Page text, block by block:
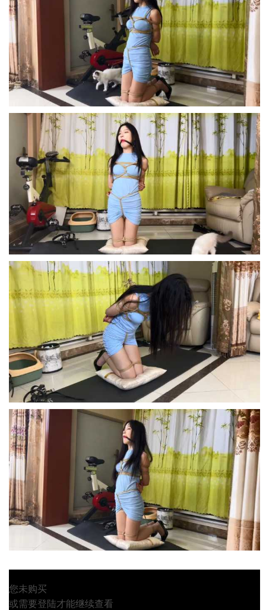
您未购买
或需要登陆才能继续查看